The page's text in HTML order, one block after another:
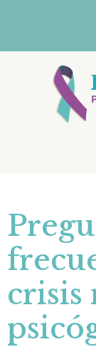
crisis